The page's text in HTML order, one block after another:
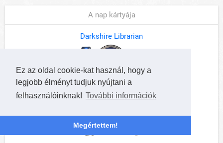
Ez az oldal cookie-kat használ, hogy a
legjobb élményt tudjuk nyújtani a
felhasználóinknak! További információk
Megértettem!
A nap kártyája
Darkshire Librarian